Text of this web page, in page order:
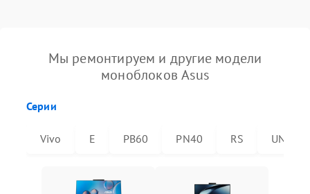
Мы ремонтируем и другие модели
моноблоков Asus
Серии
Vivo E PB60 PN40 RS UN